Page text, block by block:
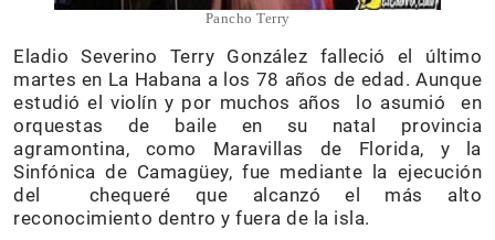
Pancho Terry
Eladio Severino Terry González falleció el último
martes en La Habana a los 78 años de edad. Aunque
estudió el violín y por muchos años lo asumió en
orquestas de baile en su natal provincia
agramontina, como Maravillas de Florida, y la
Sinfónica de Camagüey, fue mediante la ejecución
del chequeré que alcanzó el más alto
reconocimiento dentro y fuera de la isla.